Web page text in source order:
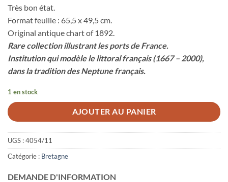
Très bon état.
Format feuille : 65,5 x 49,5 cm.
Original antique chart of 1892.
Rare collection illustrant les ports de France.
Institution qui modèle le littoral français (1667 – 2000),
dans la tradition des Neptune français.
1 en stock
AJOUTER AU PANIER
UGS :4054/11
Catégorie : Bretagne
DEMANDE D'INFORMATION